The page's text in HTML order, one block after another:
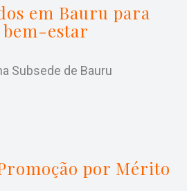
em Bauru para
estar
Subsede de Bauru
por Mérito